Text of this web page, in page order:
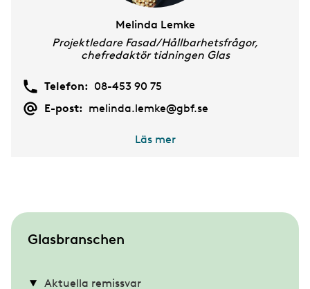
Melinda Lemke
Projektledare Fasad/Hållbarhetsfrågor,
chefredaktör tidningen Glas
Telefon: 08-453 90 75
E-post: melinda.lemke@gbf.se
Läs mer
Glasbranschen
Aktuella remissvar